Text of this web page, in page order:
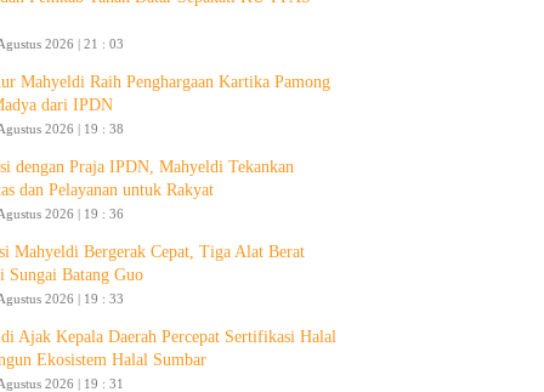
2026 | 21 : 03
Mahyeldi Raih Penghargaan Kartika Pamong
dari IPDN
2026 | 19 : 38
dengan Praja IPDN, Mahyeldi Tekankan
dan Pelayanan untuk Rakyat
2026 | 19 : 36
Mahyeldi Bergerak Cepat, Tiga Alat Berat
Sungai Batang Guo
2026 | 19 : 33
Ajak Kepala Daerah Percepat Sertifikasi Halal
Ekosistem Halal Sumbar
2026 | 19 : 31